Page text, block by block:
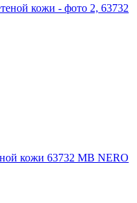
кожи 63732 MB NERO